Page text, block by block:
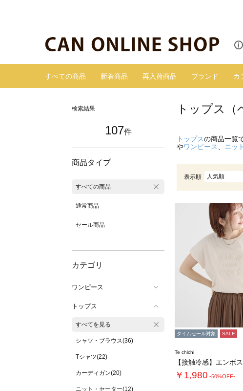
すべての商品 新着商品 再入荷商品 ブランド カ
検索結果
107件
商品タイプ
すべての商品
通常商品
セール商品
カテゴリ
ワンピース
トップス
すべてを見る
シャツ・ブラウス(36)
Tシャツ(22)
カーディガン(20)
ニット・セーター(12)
トップス（
トップスの商品一覧
やワンピース ニッ
表示順 人気順
タイムセール対象 SALE
Te chichi
￥1,980 -50%OFF-